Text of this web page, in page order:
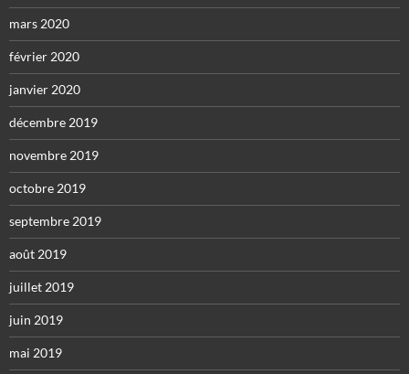
mars 2020
février 2020
janvier 2020
décembre 2019
novembre 2019
octobre 2019
septembre 2019
août 2019
juillet 2019
juin 2019
mai 2019